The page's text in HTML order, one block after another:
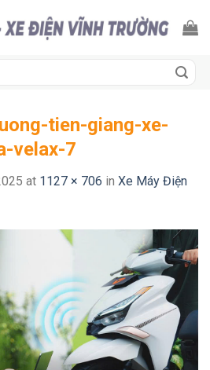
tien-giang-xe-
velax-7
at 1127 × 706 in Xe Máy Điện